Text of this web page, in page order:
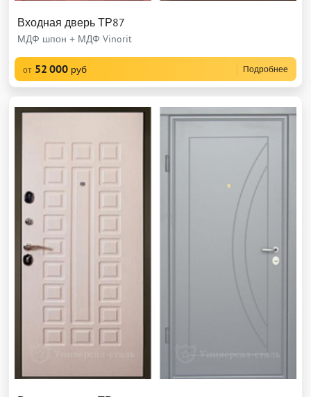
Входная дверь ТР87
МДФ шпон + МДФ Vinorit
от 52 000 руб Подробнее